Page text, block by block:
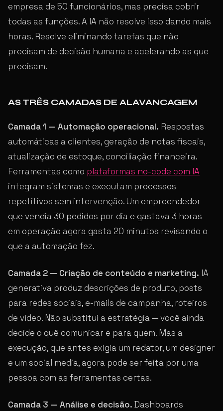
empresa de 50 funcionários, mas precisa cobrir
todas as funções. A IA não resolve isso dando mais
horas. Resolve eliminando tarefas que não
precisam de decisão humana e acelerando as que
precisam.
AS TRÊS CAMADAS DE ALAVANCAGEM
Camada 1 — Automação operacional. Respostas
automáticas a clientes, geração de notas fiscais,
atualização de estoque, conciliação financeira.
Ferramentas como plataformas no-code com IA
integram sistemas e executam processos
repetitivos sem intervenção. Um empreendedor
que vendia 30 pedidos por dia e gastava 3 horas
em operação agora gasta 20 minutos revisando o
que a automação fez.
Camada 2 — Criação de conteúdo e marketing. IA
generativa produz descrições de produto, posts
para redes sociais, e-mails de campanha, roteiros
de vídeo. Não substitui a estratégia — você ainda
decide o quê comunicar e para quem. Mas a
execução, que antes exigia um redator, um designer
e um social media, agora pode ser feita por uma
pessoa com as ferramentas certas.
Camada 3 — Análise e decisão. Dashboards